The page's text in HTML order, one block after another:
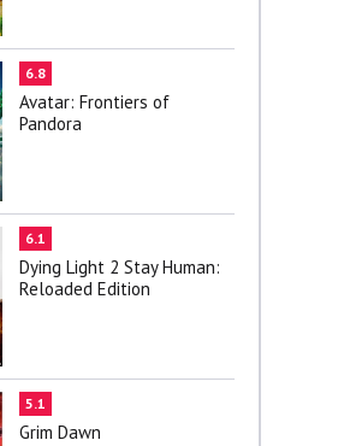
6.8
Avatar: Frontiers of
Pandora
6.1
Dying Light 2 Stay Human:
Reloaded Edition
5.1
Grim Dawn